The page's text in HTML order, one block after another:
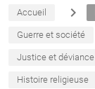
Accueil navigate_next
Guerre et société
Justice et déviance
Histoire religieuse